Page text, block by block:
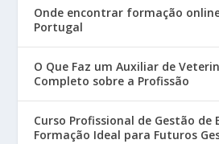
Onde encontrar formação
Portugal
O Que Faz um Auxiliar de
Completo sobre a Profissão
Curso Profissional de Gestão de
Formação Ideal para Futuros